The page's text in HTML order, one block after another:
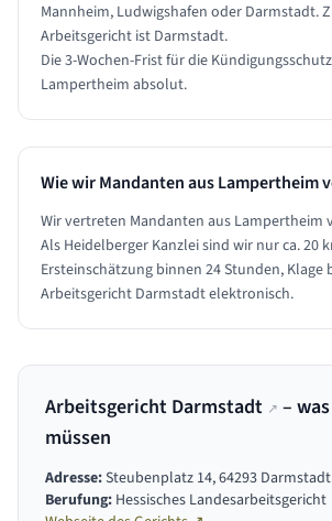
Mannheim, Ludwigshafen oder Darmstadt.
Arbeitsgericht ist Darmstadt.
Die 3-Wochen-Frist für die
Lampertheim absolut.
Wie wir Mandanten ausLampertheim
Wir vertreten Mandanten aus Lampertheim
Als Heidelberger Kanzlei sind wir nur ca. 20
Ersteinschätzung binnen 24 Stunden, Klage
Arbeitsgericht Darmstadt elektronisch.
Arbeitsgericht Darmstadt ↗ –
müssen
Adresse:Steubenplatz 14, 64293 Darmstadt
Berufung: Hessisches Landesarbeitsgericht